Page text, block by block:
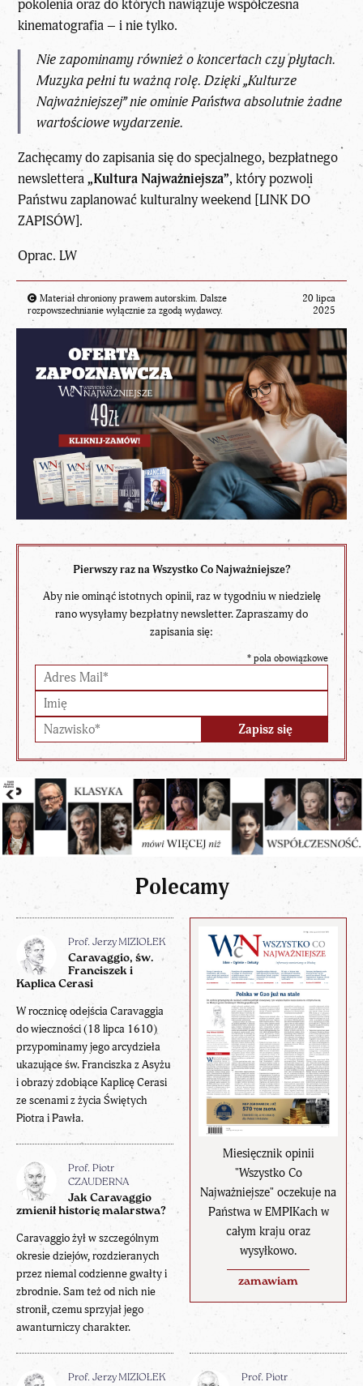
pokolenia oraz do których nawiązuje współczesna
kinematografia – i nie tylko.
Nie zapominamy również o koncertach czy płytach.
Muzyka pełni tu ważną rolę. Dzięki „Kulturze
Najważniejszej” nie ominie Państwa absolutnie żadne
wartościowe wydarzenie.
Zachęcamy do zapisania się do specjalnego, bezpłatnego
newslettera„Kultura Najważniejsza”, który pozwoli
Państwu zaplanować kulturalny weekend [LINK DO
ZAPISÓW].
Oprac. LW
Materiał chroniony prawem autorskim. Dalsze
rozpowszechnianie wyłącznie za zgodą wydawcy.
20 lipca
2025
Pierwszy raz na Wszystko Co Najważniejsze?
Aby nie ominąć istotnych opinii, raz w tygodniu w niedzielę
rano wysyłamy bezpłatny newsletter. Zapraszamy do
zapisania się:
* pola obowiązkowe
Polecamy
Miesięcznik opinii
"Wszystko Co
Najważniejsze" oczekuje na
Państwa w EMPIKach w
całym kraju oraz
wysyłkowo.
zamawiam
Prof. Jerzy MIZIOŁEK
Caravaggio, św.
Franciszek i
Kaplica Cerasi
W rocznicę odejścia Caravaggia
do wieczności (18 lipca 1610)
przypominamy jego arcydzieła
ukazujące św. Franciszka z Asyżu
i obrazy zdobiące Kaplicę Cerasi
ze scenami z życia Świętych
Piotra i Pawła.
Prof. Piotr
CZAUDERNA
Jak Caravaggio
zmienił historię malarstwa?
Caravaggio żył w szczególnym
okresie dziejów, rozdzieranych
przez niemal codzienne gwałty i
zbrodnie. Sam też od nich nie
stronił, czemu sprzyjał jego
awanturniczy charakter.
Prof. Jerzy MIZIOŁEK
Prof. Piotr